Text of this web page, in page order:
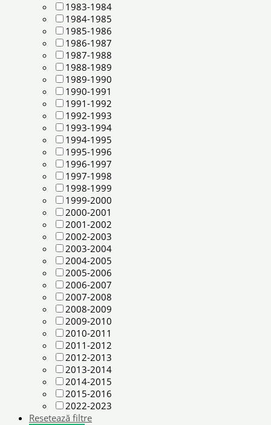
1983-1984
1984-1985
1985-1986
1986-1987
1987-1988
1988-1989
1989-1990
1990-1991
1991-1992
1992-1993
1993-1994
1994-1995
1995-1996
1996-1997
1997-1998
1998-1999
1999-2000
2000-2001
2001-2002
2002-2003
2003-2004
2004-2005
2005-2006
2006-2007
2007-2008
2008-2009
2009-2010
2010-2011
2011-2012
2012-2013
2013-2014
2014-2015
2015-2016
2022-2023
Resetează filtre